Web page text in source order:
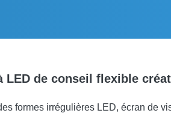
LED de conseil flexible
formes irrégulières LED, écran de